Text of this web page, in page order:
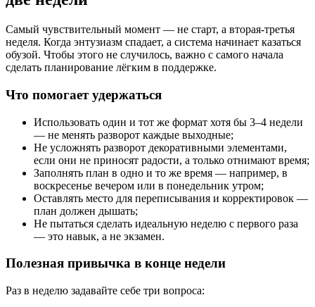
Самый чувствительный момент — не старт, а вторая-третья
неделя. Когда энтузиазм спадает, а система начинает казаться
обузой. Чтобы этого не случилось, важно с самого начала
сделать планирование лёгким в поддержке.
Что помогает удержаться
Использовать один и тот же формат хотя бы 3–4 недели
— не менять разворот каждые выходные;
Не усложнять разворот декоративными элементами,
если они не приносят радости, а только отнимают время;
Заполнять план в одно и то же время — например, в
воскресенье вечером или в понедельник утром;
Оставлять место для переписывания и корректировок —
план должен дышать;
Не пытаться сделать идеальную неделю с первого раза
— это навык, а не экзамен.
Полезная привычка в конце недели
Раз в неделю задавайте себе три вопроса: